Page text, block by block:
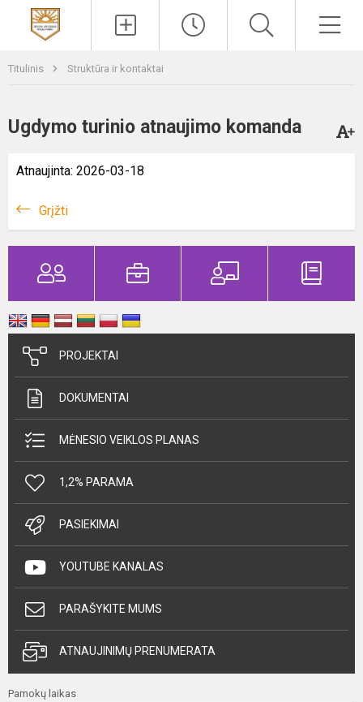
Titulinis Struktūra ir kontaktai
Ugdymo turinio atnaujimo komanda
Atnaujinta: 2026-03-18
Grįžti
PROJEKTAI
DOKUMENTAI
MĖNESIO VEIKLOS PLANAS
1,2% PARAMA
PASIEKIMAI
YOUTUBE KANALAS
PARAŠYKITE MUMS
ATNAUJINIMŲ PRENUMERATA
Pamokų laikas